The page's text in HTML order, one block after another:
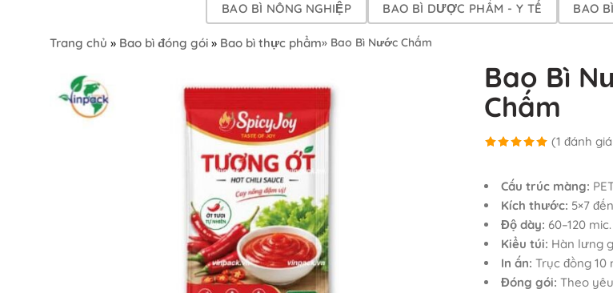
BAO BÌ NÔNG NGHIỆP BAO BÌ DƯỢC PHẨM - Y TẾ BAO
Trang chủ » Bao bì đóng gói » Bao bì thực phẩm» Bao Bì Nước Chấm
Bao Bì
Chấm
dựa trên
đánh giá
(1 đánh
Cấu trúc màng:
Kích thước: 5×7
Độ dày: 60–120 mic.
Kiểu túi: Hàn lưng
In ấn: Trục đồng 10
Đóng gói: Theo